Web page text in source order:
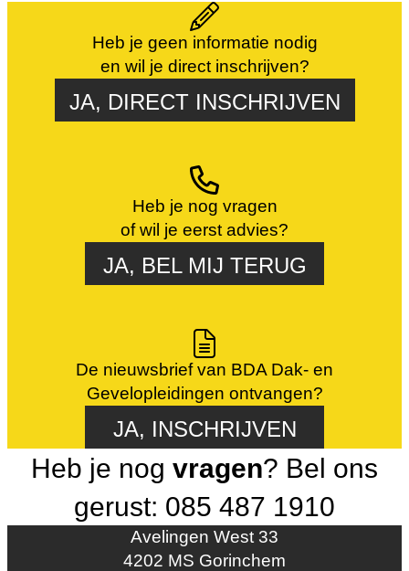
Heb je geen informatie nodig
en wil je direct inschrijven?
JA, DIRECT INSCHRIJVEN
Heb je nog vragen
of wil je eerst advies?
JA, BEL MIJ TERUG
De nieuwsbrief van BDA Dak- en
Gevelopleidingen ontvangen?
JA, INSCHRIJVEN
Heb je nog vragen? Bel ons
gerust: 085 487 1910
Avelingen West 33
4202 MS Gorinchem